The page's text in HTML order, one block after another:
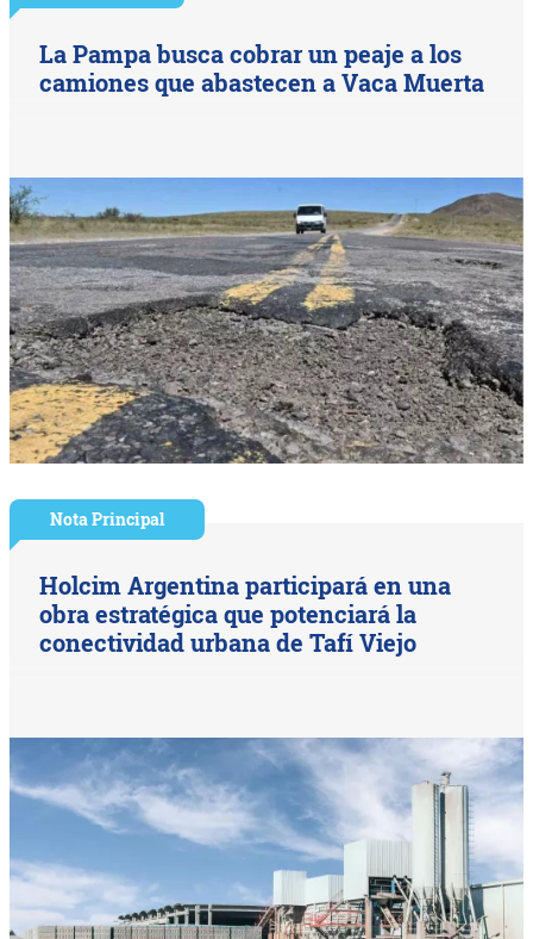
La Pampa busca cobrar un peaje a los
camiones que abastecen a Vaca Muerta
Nota Principal
Holcim Argentina participará en una
obra estratégica que potenciará la
conectividad urbana de Tafí Viejo